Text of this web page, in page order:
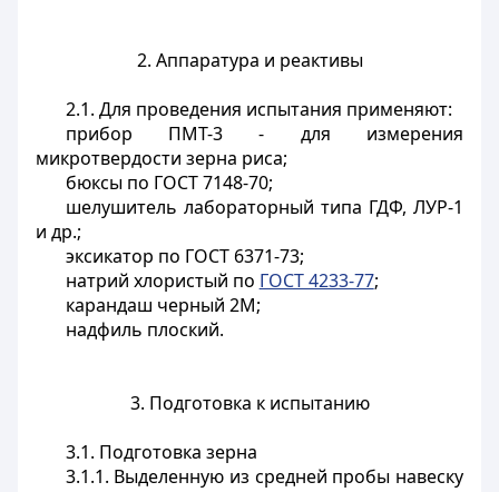
2. Аппаратура и реактивы
2.1. Для проведения испытания применяют:
прибор ПМТ-3 - для измерения
микротвердости зерна риса;
бюксы по ГОСТ 7148-70;
шелушитель лабораторный типа ГДФ, ЛУР-1
и др.;
эксикатор по ГОСТ 6371-73;
натрий хлористый по ГОСТ 4233-77;
карандаш черный 2М;
надфиль плоский.
3. Подготовка к испытанию
3.1. Подготовка зерна
3.1.1. Выделенную из средней пробы навеску